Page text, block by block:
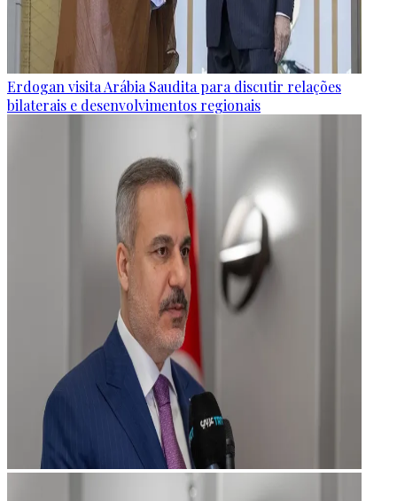
Erdogan visita Arábia Saudita para discutir relações
bilaterais e desenvolvimentos regionais